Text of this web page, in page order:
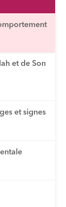
et de Son
et signes